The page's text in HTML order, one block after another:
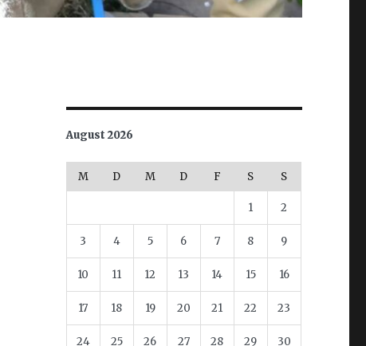
August 2026
M D M D F S S
1 2
3 4 5 6 7 8 9
10 11 12 13 14 15 16
17 18 19 20 21 22 23
24 25 26 27 28 29 30